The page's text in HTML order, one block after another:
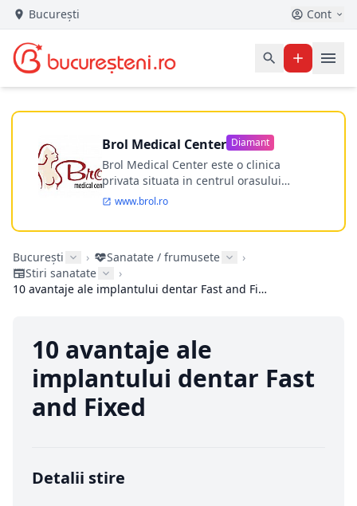
București Cont
Brol Medical Center Diamant
Brol Medical Center este o clinica
privata situata in centrul orasului
Timisoara avand o experienta de
Incepand din anul 2009 clinica isi
ultramodern.
www.brol.ro
București › Sanatate / frumusete
›
Stiri sanatate
›
10 avantaje ale implantului dentar Fast and Fixed
10 avantaje ale
implantului dentar Fast
and Fixed
Detalii stire